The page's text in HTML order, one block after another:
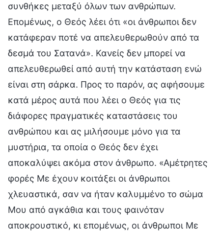
συνθήκες μεταξύ όλων των ανθρώπων.
Επομένως, ο Θεός λέει ότι «οι άνθρωποι δεν
κατάφεραν ποτέ να απελευθερωθούν από τα
δεσμά του Σατανά». Κανείς δεν μπορεί να
απελευθερωθεί από αυτή την κατάσταση ενώ
είναι στη σάρκα. Προς το παρόν, ας αφήσουμε
κατά μέρος αυτά που λέει ο Θεός για τις
διάφορες πραγματικές καταστάσεις του
ανθρώπου και ας μιλήσουμε μόνο για τα
μυστήρια, τα οποία ο Θεός δεν έχει
αποκαλύψει ακόμα στον άνθρωπο. «Αμέτρητες
φορές Με έχουν κοιτάξει οι άνθρωποι
χλευαστικά, σαν να ήταν καλυμμένο το σώμα
Μου από αγκάθια και τους φαινόταν
αποκρουστικό, κι επομένως, οι άνθρωποι Με